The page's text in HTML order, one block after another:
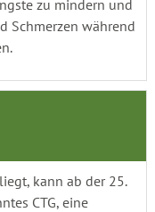
zu mindern und
Schmerzen während
kann ab der 25.
CTG, eine